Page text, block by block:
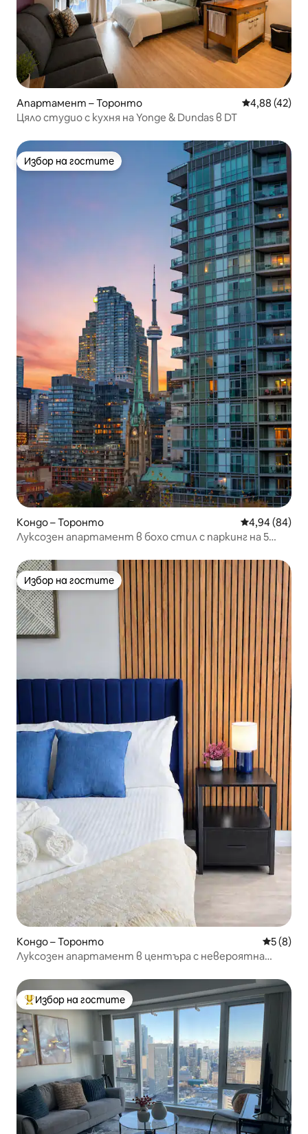
Апартамент – Торонто Средна
4,88 (42)
Цяло студио с кухня на Yonge & Dundas в DT
Избор на гостите
Избор на гостите
Кондо – Торонто Средна
4,94 (84)
Луксозен апартамент в бохо стил с паркинг на 5
Избор на гостите
Избор на гостите
Кондо – Торонто Средна
5 (8)
Луксозен апартамент в центъра с невероятна
Най-популярен избор на гостите
Избор на гостите